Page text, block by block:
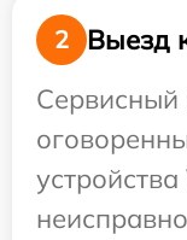
2
Выезд
Сервисный